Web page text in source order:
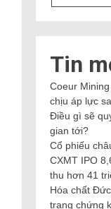
Tin
Coeur
chịu áp lực
Điều gì sẽ
gian tới?
Cổ phiếu
CXMT IPO
thu hơn 41
Hóa chất
trạng chứng